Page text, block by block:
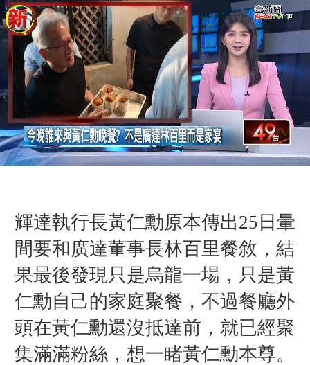
輝達執行長黃仁勳原本傳出25日暈
間要和廣達董事長林百里餐敘，結
果最後發現只是烏龍一場，只是黃
仁勳自己的家庭聚餐，不過餐廳外
頭在黃仁勳還沒抵達前，就已經聚
集滿滿粉絲，想一睹黃仁勳本尊。